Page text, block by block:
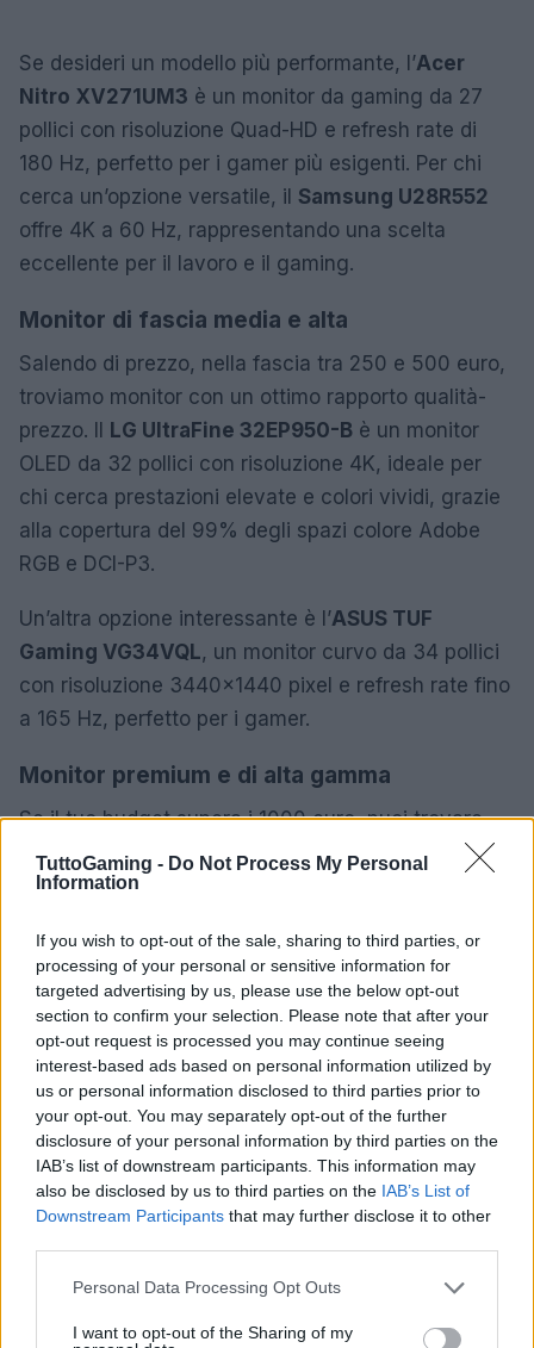
TuttoGaming - Do Not Process My Personal
Information
If you wish to opt-out of the sale, sharing to third parties, or
processing of your personal or sensitive information for
targeted advertising by us, please use the below opt-out
section to confirm your selection. Please note that after your
opt-out request is processed you may continue seeing
interest-based ads based on personal information utilized by
us or personal information disclosed to third parties prior to
your opt-out. You may separately opt-out of the further
disclosure of your personal information by third parties on the
IAB’s list of downstream participants. This information may
also be disclosed by us to third parties on the IAB’s List of
Downstream Participants that may further disclose it to other
Please note that this website/app uses one or more Google
not limited to your visit or usage behaviour. You may click to
Personal Data Processing Opt Outs
I want to opt-out of the Sharing of my
Se desideri un modello più performante, l’Acer
Nitro XV271UM3 è un monitor da gaming da 27
pollici con risoluzione Quad-HD e refresh rate di
180 Hz, perfetto per i gamer più esigenti. Per chi
cerca un’opzione versatile, il Samsung U28R552
offre 4K a 60 Hz, rappresentando una scelta
eccellente per il lavoro e il gaming.
Monitor di fascia media e alta
Salendo di prezzo, nella fascia tra 250 e 500 euro,
troviamo monitor con un ottimo rapporto qualità-
prezzo. Il
LG UltraFine 32EP950-B è un monitor
OLED da 32 pollici con risoluzione 4K, ideale per
chi cerca prestazioni elevate e colori vividi, grazie
alla copertura del 99% degli spazi colore Adobe
RGB e DCI-P3.
Un’altra opzione interessante è l’ASUS TUF
Gaming VG34VQL, un monitor curvo da 34 pollici
con risoluzione 3440×1440 pixel e refresh rate fino
a 165 Hz, perfetto per i gamer.
Monitor premium e di alta gamma
Se il tuo budget supera i 1000 euro, puoi trovare
monitor di fascia alta come il
Samsung Odyssey
OLED G9, un monitor curvo da 49 pollici con
ideale per esperienze di gioco immersive. Per i
professionisti dell’immagine, l’ASUS ProArt
PA32DCoffre un pannello OLED 4K da 60 Hz,
ottimale per chi cerca la massima fedeltà
cromatica.
Infine, se sei un gamer serio, ilMSI MEG 342Cè un
monitor QD-OLED da 34 pollici con risoluzione
3440 x 1440 pixel, perfetto per giochi ad alta
prestazioni.